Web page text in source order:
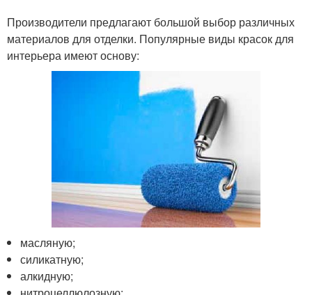
Производители предлагают большой выбор различных
материалов для отделки. Популярные виды красок для
интерьера имеют основу:
масляную;
силикатную;
алкидную;